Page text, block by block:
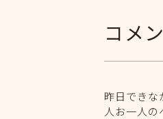
コメ
昨日できな
人お一人